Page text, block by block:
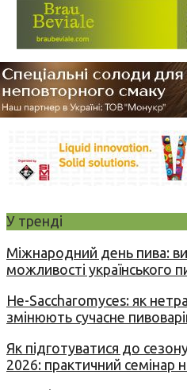
У тренді
Міжнародний день пива:
можливості українського
Не-Saccharomyces: як
змінюють сучасне
Як підготуватися до
2026: практичний семінар